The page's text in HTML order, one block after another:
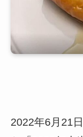
2022年6月21